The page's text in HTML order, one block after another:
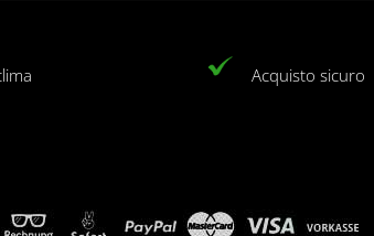
Acquisto sicuro